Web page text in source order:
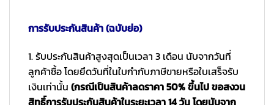
การรับประกันสินค้า (ฉบับย่อ)
1. รับประกันสินค้าสูงสุดเป็นเวลา 3 เดือน นับจากวันที่
ลูกค้าซื้อ โดยยึดวันที่ในใบกำกับภาษีขายหรือใบเสร็จรับ
เงินเท่านั้น (กรณีเป็นสินค้าลดราคา 50% ขึ้นไป ขอสงวน
สิทธิ์การรับประกันสินค้าในระยะเวลา 14 วัน โดยนับจาก